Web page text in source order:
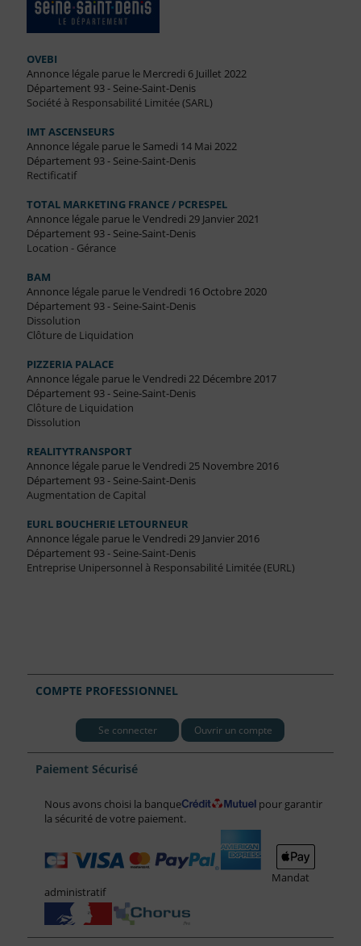
OVEBI
Annonce légale parue le Mercredi 6 Juillet 2022
Département 93 - Seine-Saint-Denis
Société à Responsabilité Limitée (SARL)
IMT ASCENSEURS
Annonce légale parue le Samedi 14 Mai 2022
Département 93 - Seine-Saint-Denis
Rectificatif
TOTAL MARKETING FRANCE / PCRESPEL
Annonce légale parue le Vendredi 29 Janvier 2021
Département 93 - Seine-Saint-Denis
Location - Gérance
BAM
Annonce légale parue le Vendredi 16 Octobre 2020
Département 93 - Seine-Saint-Denis
Dissolution
Clôture de Liquidation
PIZZERIA PALACE
Annonce légale parue le Vendredi 22 Décembre 2017
Département 93 - Seine-Saint-Denis
Clôture de Liquidation
Dissolution
REALITYTRANSPORT
Annonce légale parue le Vendredi 25 Novembre 2016
Département 93 - Seine-Saint-Denis
Augmentation de Capital
EURL BOUCHERIE LETOURNEUR
Annonce légale parue le Vendredi 29 Janvier 2016
Département 93 - Seine-Saint-Denis
Entreprise Unipersonnel à Responsabilité Limitée (EURL)
COMPTE PROFESSIONNEL
Se connecter Ouvrir un compte
Paiement Sécurisé
Nous avons choisi la banque
pour garantir
la sécurité de votre paiement.
Mandat
administratif